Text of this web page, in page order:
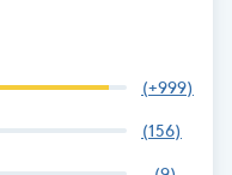
(+999)
(156)